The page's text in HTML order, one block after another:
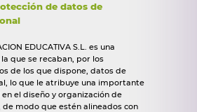
de datos de
EDUCATIVA S.L. es una
que se recaban, por los
de los que dispone, datos de
lo que le atribuye una importante
el diseño y organización de
modo que estén alineados con